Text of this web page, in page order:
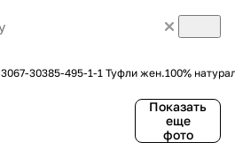
3067-30385-495-1-1 Туфли жен.100%
Показать
еще
фото